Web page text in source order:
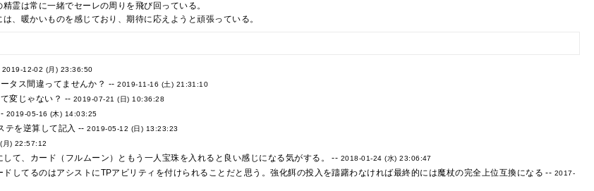
霊は常に一緒でセーレの周りを飛び回っている。
、暖かいものを感じており、期待に応えようと頑張っている。
2019-12-02 (月) 23:36:50
タス間違ってませんか？ --2019-11-16 (土) 21:31:10
変じゃない？ -- 2019-07-21 (日) 10:36:28
2019-05-16 (木) 14:03:25
テを逆算して記入 --2019-05-12 (日) 13:23:23
) 22:57:12
て、カード（フルムーン）ともう一人宝珠を入れると良い感じになる気がする。 -- 2018-01-24 (水) 23:06:47
してるのはアシストにTPアビリティを付けられることだと思う。強化餌の投入を躊躇わなければ最終的には魔杖の完全上位互換になる -- 2017-